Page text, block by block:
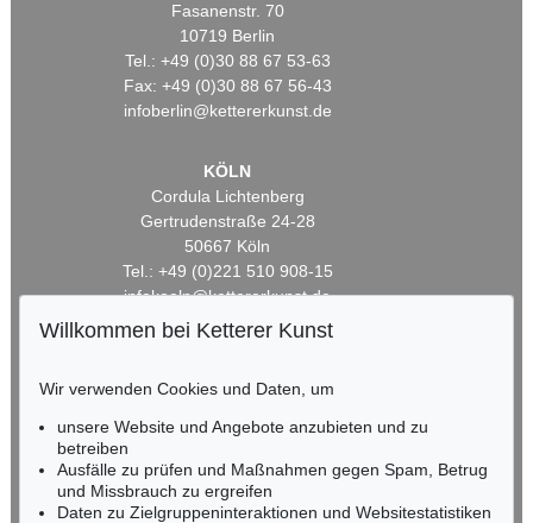
Fasanenstr. 70
10719 Berlin
Tel.: +49 (0)30 88 67 53-63
Fax: +49 (0)30 88 67 56-43
infoberlin@kettererkunst.de
KÖLN
Cordula Lichtenberg
Gertrudenstraße 24-28
50667 Köln
Tel.: +49 (0)221 510 908-15
infokoeln@kettererkunst.de
HESSEN
Miriam Heß
Tel.: +49 (0)62 21 58 80-038
Fax: +49 (0)62 21 58 80-595
infoheidelberg@kettererkunst.de
Willkommen bei Ketterer Kunst
Wir verwenden Cookies und Daten, um
unsere Website und Angebote anzubieten und zu
betreiben
Ausfälle zu prüfen und Maßnahmen gegen Spam, Betrug
und Missbrauch zu ergreifen
Daten zu Zielgruppeninteraktionen und Websitestatistiken